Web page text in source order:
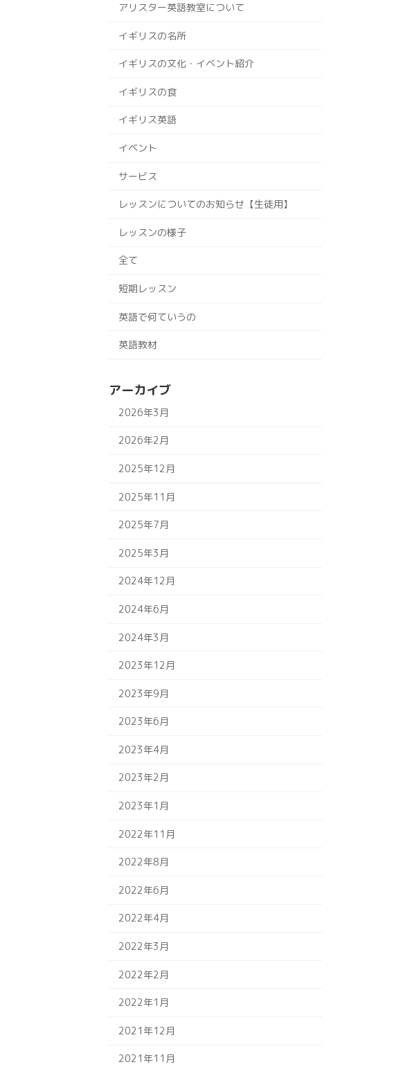
アリスター英語教室について
イギリスの名所
イギリスの文化・イベント紹介
イギリスの食
イギリス英語
イベント
サービス
レッスンについてのお知らせ【生徒用】
レッスンの様子
全て
短期レッスン
英語で何ていうの
英語教材
アーカイブ
2026年3月
2026年2月
2025年12月
2025年11月
2025年7月
2025年3月
2024年12月
2024年6月
2024年3月
2023年12月
2023年9月
2023年6月
2023年4月
2023年2月
2023年1月
2022年11月
2022年8月
2022年6月
2022年4月
2022年3月
2022年2月
2022年1月
2021年12月
2021年11月